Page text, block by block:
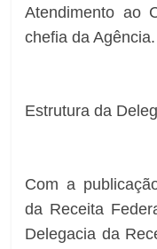
Atendimento ao
chefia da Agência.
Estrutura da
Com a
da Receita
Delegacia da